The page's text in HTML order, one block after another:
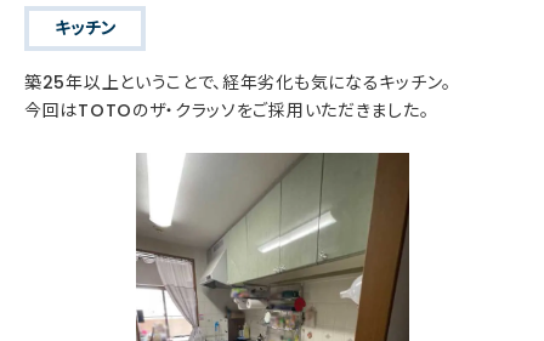
キッチン
築25年以上ということで、経年劣化も気になるキッチン。
今回はTOTOのザ・クラッソをご採用いただきました。